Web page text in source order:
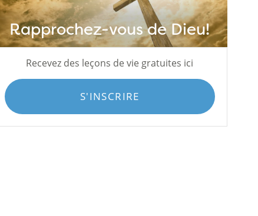
Rapprochez-vous de Dieu!
Recevez des leçons de vie gratuites ici
S'INSCRIRE